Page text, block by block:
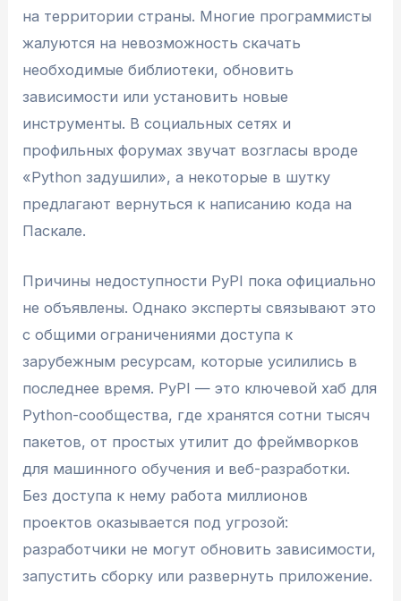
на территории страны. Многие программисты
жалуются на невозможность скачать
необходимые библиотеки, обновить
зависимости или установить новые
инструменты. В социальных сетях и
профильных форумах звучат возгласы вроде
«Python задушили», а некоторые в шутку
предлагают вернуться к написанию кода на
Паскале.
Причины недоступности PyPI пока официально
не объявлены. Однако эксперты связывают это
с общими ограничениями доступа к
зарубежным ресурсам, которые усилились в
последнее время. PyPI — это ключевой хаб для
Python-сообщества, где хранятся сотни тысяч
пакетов, от простых утилит до фреймворков
для машинного обучения и веб-разработки.
Без доступа к нему работа миллионов
проектов оказывается под угрозой:
разработчики не могут обновить зависимости,
запустить сборку или развернуть приложение.